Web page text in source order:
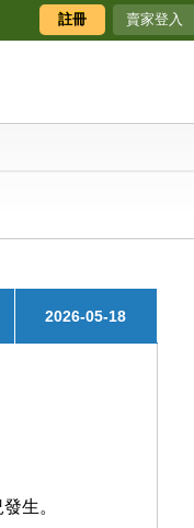
註冊 賣家登入
2026-05-18
生。